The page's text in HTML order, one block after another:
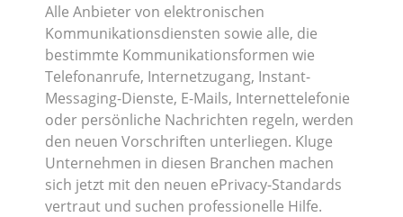
Alle Anbieter von elektronischen
Kommunikationsdiensten sowie alle, die
bestimmte Kommunikationsformen wie
Telefonanrufe, Internetzugang, Instant-
Messaging-Dienste, E-Mails, Internettelefonie
oder persönliche Nachrichten regeln, werden
den neuen Vorschriften unterliegen. Kluge
Unternehmen in diesen Branchen machen
sich jetzt mit den neuen ePrivacy-Standards
vertraut und suchen professionelle Hilfe.